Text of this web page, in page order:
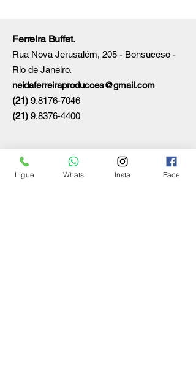
Ferreira Buffet.
Rua Nova Jerusalém, 205 - Bonsuceso -
Rio de Janeiro.
neidaferreiraproducoes@gmail.com
(21) 9.8176-7046
(21) 9.8376-4400
SEGURANÇA
Ligue Whats Insta Face